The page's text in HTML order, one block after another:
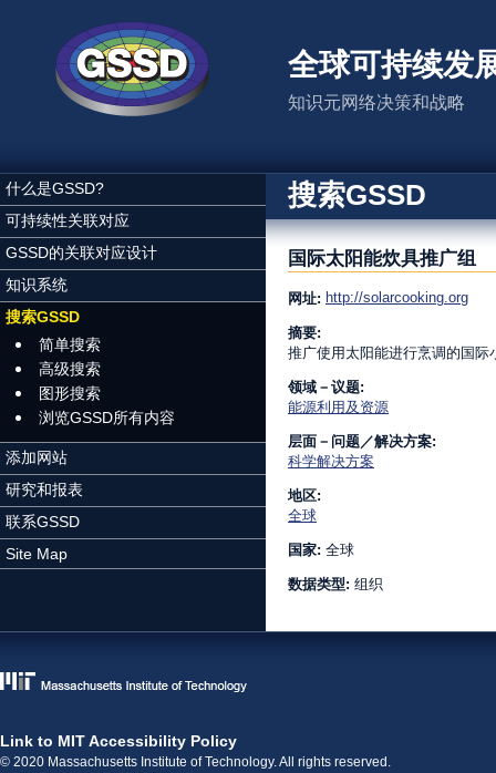
全球可持续发
知识元网络决策和战略
什么是GSSD?
可持续性关联对应
GSSD的关联对应设计
知识系统
搜索GSSD
简单搜索
高级搜索
图形搜索
浏览GSSD所有内容
添加网站
研究和报表
联系GSSD
Site Map
搜索GSSD
国际太阳能炊具推广组
网址: http://solarcooking.org
摘要:
推广使用太阳能进行烹调的国际
领域－议题:
能源利用及资源
层面－问题／解决方案:
科学解决方案
地区:
全球
国家: 全球
数据类型: 组织
Link to MIT Accessibility Policy
© 2020 Massachusetts Institute of Technology. All rights reserved.